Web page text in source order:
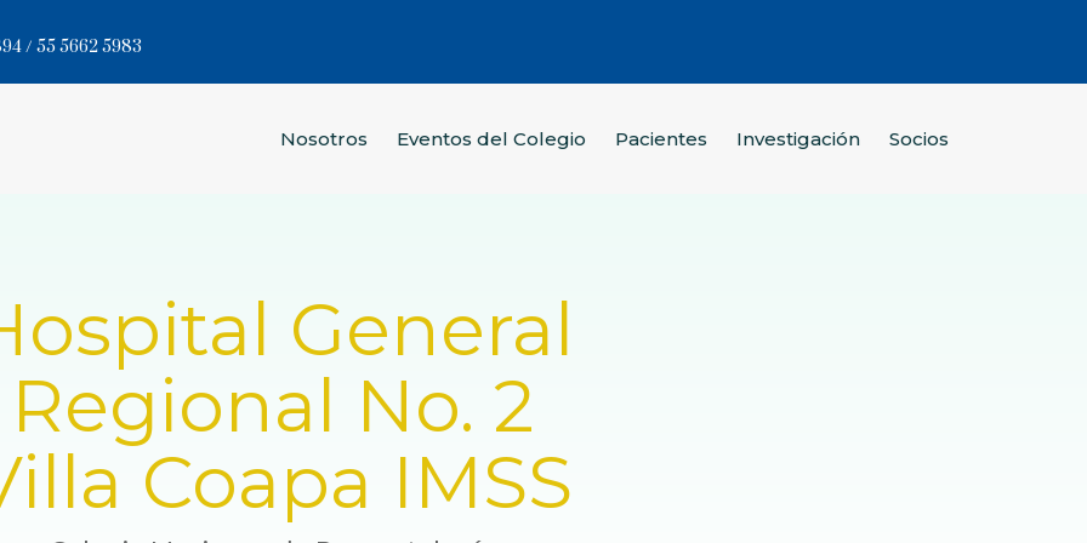
/ 55 5662 5983
Nosotros Eventos del Colegio Pacientes Investigación Socios
General
Regional No. 2
Coapa IMSS